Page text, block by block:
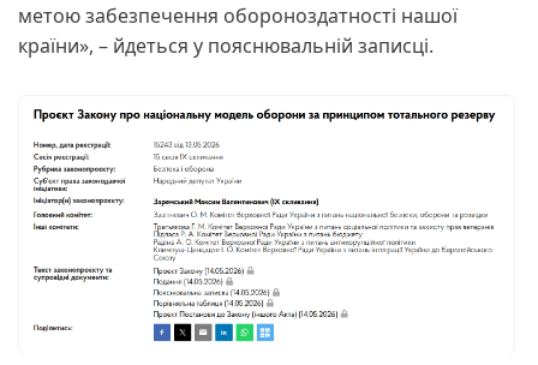
метою забезпечення обороноздатності нашої
країни», – йдеться у пояснювальній записці.